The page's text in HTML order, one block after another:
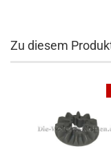
Zu diesem